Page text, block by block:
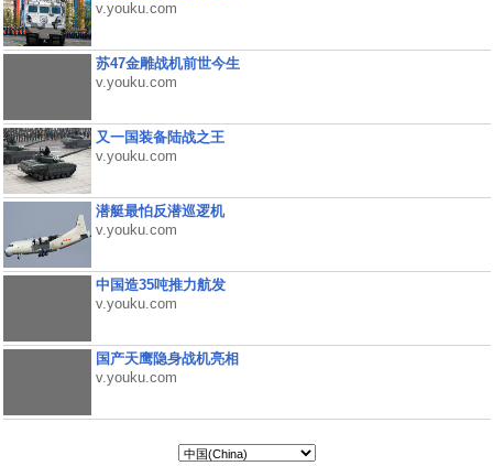
v.youku.com
苏47金雕战机前世今生
v.youku.com
又一国装备陆战之王
v.youku.com
潜艇最怕反潜巡逻机
v.youku.com
中国造35吨推力航发
v.youku.com
国产天鹰隐身战机亮相
v.youku.com